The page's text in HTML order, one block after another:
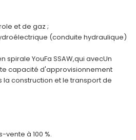
et de gaz ;
(conduite hydraulique)
spirale YouFa SSAW,qui avecUn
capacité d'approvisionnement
la construction et le transport de
à 100 %.